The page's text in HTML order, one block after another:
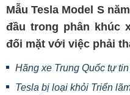
Mẫu Tesla Model S
đầu trong phân khúc
đối mặt với việc phải
Hãng xe Trung Quốc tự
Tesla bị loại khỏi Triển